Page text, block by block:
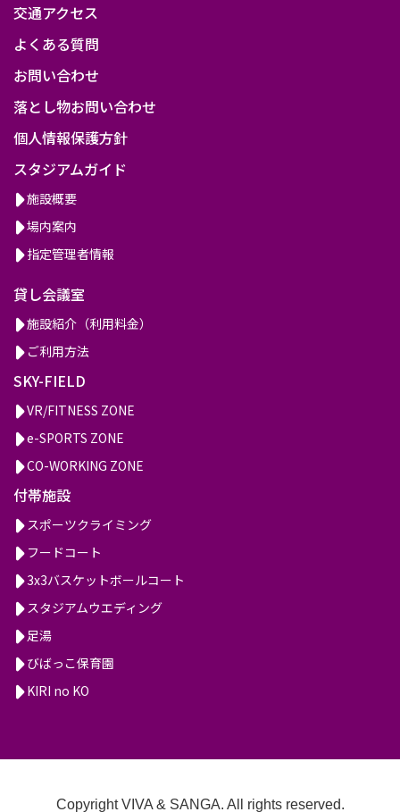
交通アクセス
よくある質問
お問い合わせ
落とし物お問い合わせ
個人情報保護方針
スタジアムガイド
施設概要
場内案内
指定管理者情報
貸し会議室
施設紹介（利用料金）
ご利用方法
SKY-FIELD
VR/FITNESS ZONE
e-SPORTS ZONE
CO-WORKING ZONE
付帯施設
スポーツクライミング
フードコート
3x3バスケットボールコート
スタジアムウエディング
足湯
びばっこ保育園
KIRI no KO
Copyright VIVA & SANGA. All rights reserved.